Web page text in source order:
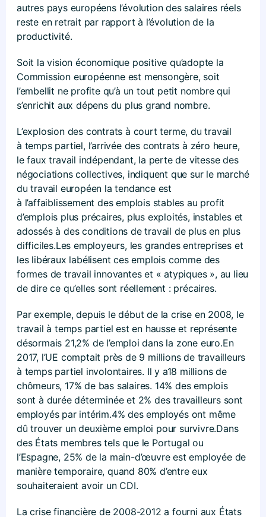
autres pays européens l’évolution des salaires réels
reste en retrait par rapport à l’évolution de la
productivité.
Soit la vision économique positive qu’adopte la
Commission européenne est mensongère, soit
l’embellit ne profite qu’à un tout petit nombre qui
s’enrichit aux dépens du plus grand nombre.
L’explosion des contrats à court terme, du travail
à temps partiel, l’arrivée des contrats à zéro heure,
le faux travail indépendant, la perte de vitesse des
négociations collectives, indiquent que sur le marché
du travail européen la tendance est
à l’affaiblissement des emplois stables au profit
d’emplois plus précaires, plus exploités, instables et
adossés à des conditions de travail de plus en plus
difficiles.Les employeurs, les grandes entreprises et
les libéraux labélisent ces emplois comme des
formes de travail innovantes et « atypiques », au lieu
de dire ce qu’elles sont réellement : précaires.
Par exemple, depuis le début de la crise en 2008, le
travail à temps partiel est en hausse et représente
désormais 21,2% de l’emploi dans la zone euro.En
2017, l’UE comptait près de 9 millions de travailleurs
à temps partiel involontaires. Il y a18 millions de
chômeurs, 17% de bas salaires. 14% des emplois
sont à durée déterminée et 2% des travailleurs sont
employés par intérim.4% des employés ont même
dû trouver un deuxième emploi pour survivre.Dans
des États membres tels que le Portugal ou
l’Espagne, 25% de la main-d’œuvre est employée de
manière temporaire, quand 80% d’entre eux
souhaiteraient avoir un CDI.
La crise financière de 2008-2012 a fourni aux États